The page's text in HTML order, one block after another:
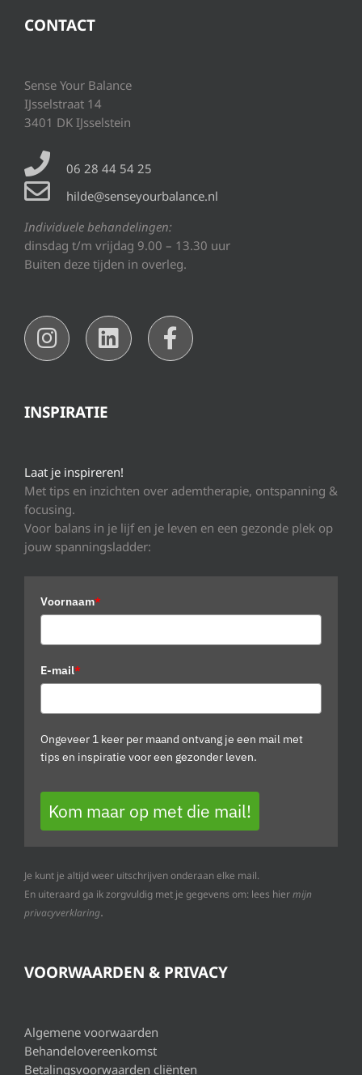
CONTACT
Sense Your Balance
IJsselstraat 14
3401 DK IJsselstein
06 28 44 54 25
hilde@senseyourbalance.nl
Individuele behandelingen:
dinsdag t/m vrijdag 9.00 – 13.30 uur
Buiten deze tijden in overleg.
INSPIRATIE
Laat je inspireren!
Met tips en inzichten over ademtherapie, ontspanning &
focusing.
Voor balans in je lijf en je leven en een gezonde plek op
jouw spanningsladder:
Voornaam*
E-mail*
Ongeveer 1 keer per maand ontvang je een mail met
tips en inspiratie voor een gezonder leven.
Kom maar op met die mail!
Je kunt je altijd weer uitschrijven onderaan elke mail.
En uiteraard ga ik zorgvuldig met je gegevens om: lees hiermijn
privacyverklaring.
VOORWAARDEN & PRIVACY
Algemene voorwaarden
Behandelovereenkomst
Betalingsvoorwaarden cliënten